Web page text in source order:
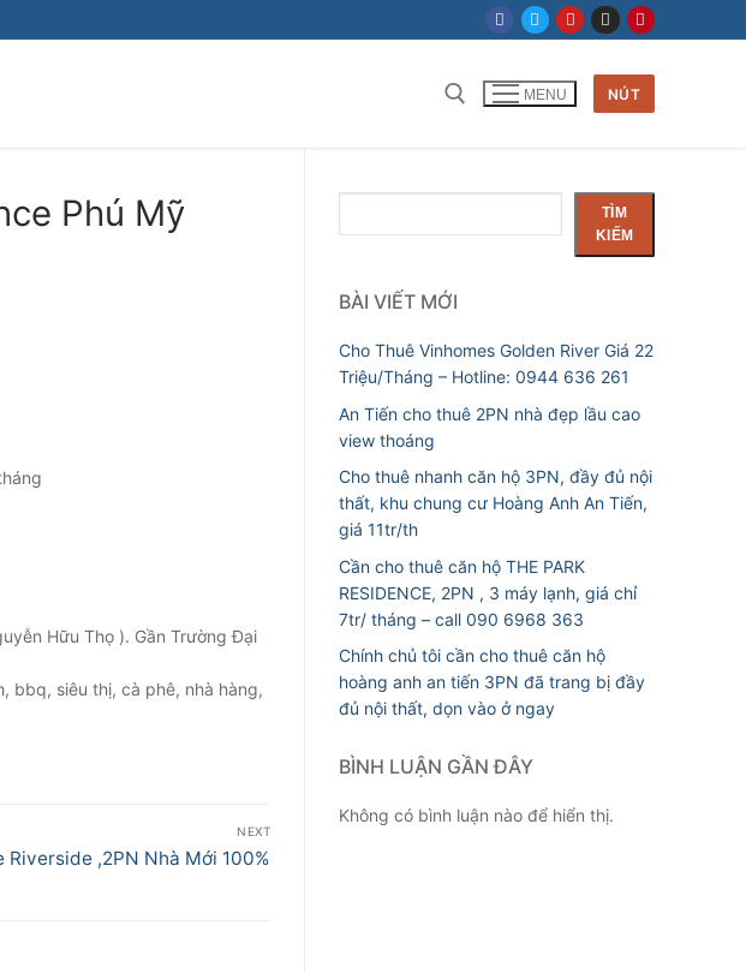
MENU NÚT
Phú Mỹ
Hữu Thọ ). Gần Trường Đại
bbq, siêu thị, cà phê, nhà hàng,
NEXT
Riverside ,2PN Nhà Mới 100%
kiếm
TÌM
KIẾM
BÀI VIẾT MỚI
Cho Thuê Vinhomes Golden River Giá 22
Triệu/Tháng – Hotline: 0944 636 261
An Tiến cho thuê 2PN nhà đẹp lầu cao
view thoáng
Cho thuê nhanh căn hộ 3PN, đầy đủ nội
thất, khu chung cư Hoàng Anh An Tiến,
giá 11tr/th
Cần cho thuê căn hộ THE PARK
RESIDENCE, 2PN , 3 máy lạnh, giá chỉ
7tr/ tháng – call 090 6968 363
Chính chủ tôi cần cho thuê căn hộ
hoàng anh an tiến 3PN đã trang bị đầy
đủ nội thất, dọn vào ở ngay
BÌNH LUẬN GẦN ĐÂY
Không có bình luận nào để hiển thị.